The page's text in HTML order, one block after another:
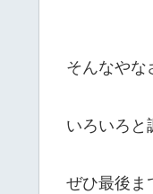
そんなやな
いろいろと
ぜひ最後ま